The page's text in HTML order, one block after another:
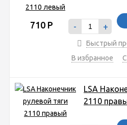
710 Р - +
Быстрый
В избранное
LSA
2110